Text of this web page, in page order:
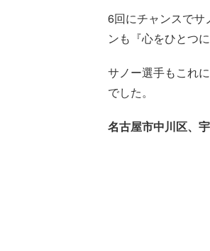
6回にチャンスでサ
ンも『心をひとつ
サノー選手もこれ
でした。
名古屋市中川区、